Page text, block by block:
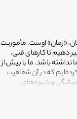
«زمان» اوست. مأموریت
دهیم تا کارهای فنی،
باشد. ما با بیش از
که در آن شفافیت
و شیوه‌های
تا نتیجه نهایی،
آرامش خود